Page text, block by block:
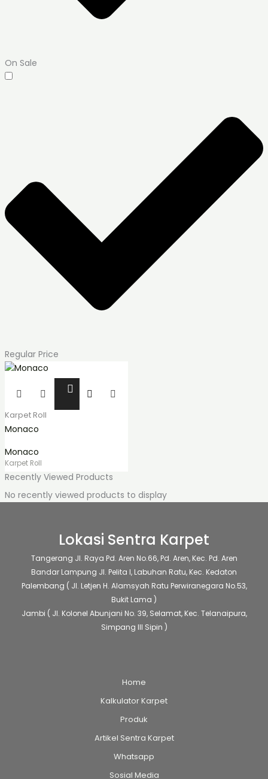
On Sale
Regular Price
memiliki
beberapa
Pilihan
ini
dapat
diambil
Karpet Roll
Monaco
Monaco
Karpet Roll
Recently Viewed Products
No recently viewed products to display
Lokasi Sentra Karpet
Tangerang Jl. Raya Pd. Aren No.66, Pd. Aren, Kec. Pd. Aren
Bandar Lampung Jl. Pelita I, Labuhan Ratu, Kec. Kedaton
Palembang ( Jl. Letjen H. Alamsyah Ratu Perwiranegara No.53,
Bukit Lama )
Jambi ( Jl. Kolonel Abunjani No. 39, Selamat, Kec. Telanaipura,
Simpang III Sipin )
Home
Kalkulator Karpet
Produk
Artikel Sentra Karpet
Whatsapp
Sosial Media